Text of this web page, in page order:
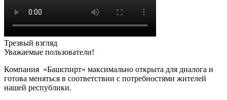
Трезвый взгляд
Уважаемые пользователи!
Компания «Башспирт» максимально открыта для диалога и
готова меняться в соответствии с потребностями жителей
нашей республики.